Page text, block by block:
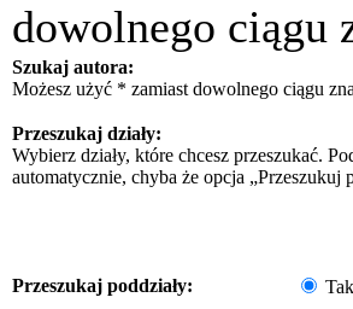
dowolnego ciągu
Szukaj autora:
Możesz użyć * zamiast dowolnego ciągu
Przeszukaj działy:
Wybierz działy, które chcesz przeszukać.
automatycznie, chyba że opcja „Przeszukuj
Przeszukaj poddziały: Tak